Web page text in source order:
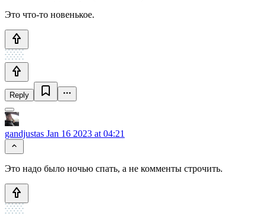
Это что-то новенькое.
Reply
gandjustas Jan 16 2023 at 04:21
Это надо было ночью спать, а не комменты строчить.